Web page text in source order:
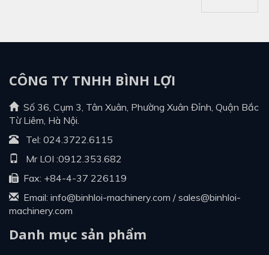
CÔNG TY TNHH BÌNH LỢI
Số 36, Cụm 3, Tân Xuân, Phường Xuân Đỉnh, Quận Bắc
Từ Liêm, Hà Nội.
Tel: 024.3722.6115
Mr LOI :0912.353.682
Fax: +84-4-37 226119
Email: info@binhloi-machinery.com / sales@binhloi-
machinery.com
Danh mục sản phẩm